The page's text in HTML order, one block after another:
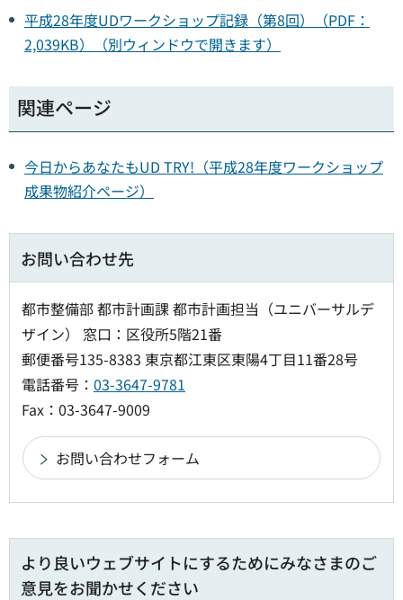
平成28年度UDワークショップ記録（第8回）（PDF：
2,039KB）（別ウィンドウで開きます）
関連ページ
今日からあなたもUD TRY!（平成28年度ワークショップ
成果物紹介ページ）
お問い合わせ先
都市整備部 都市計画課 都市計画担当（ユニバーサルデ
ザイン） 窓口：区役所5階21番
郵便番号135-8383 東京都江東区東陽4丁目11番28号
電話番号： 03-3647-9781
Fax：03-3647-9009
より良いウェブサイトにするためにみなさまのご
意見をお聞かせください